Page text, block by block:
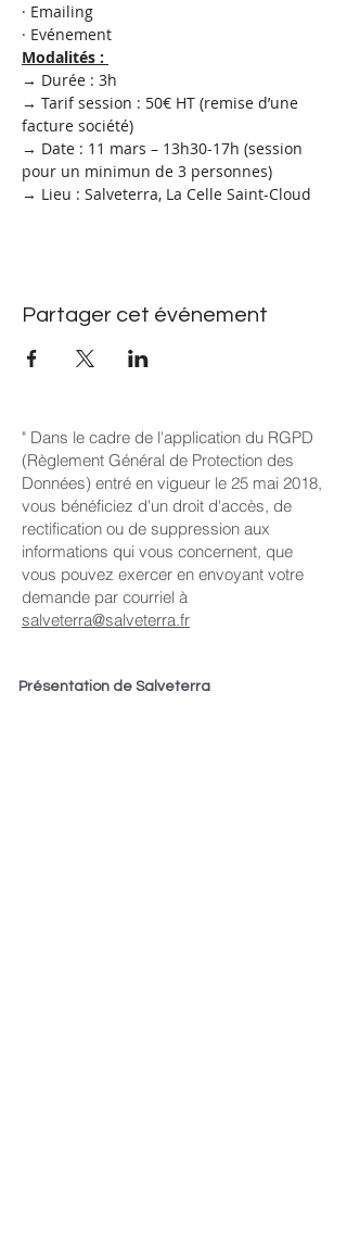
· Emailing
· Evénement
Modalités :
→ Durée : 3h
→ Tarif session : 50€ HT (remise d’une
facture société)
→ Date : 11 mars – 13h30-17h (session
pour un minimun de 3 personnes)
→ Lieu : Salveterra, La Celle Saint-Cloud
Partager cet événement
" Dans le cadre de l'application du RGPD
(Règlement Général de Protection des
Données) entré en vigueur le 25 mai 2018,
vous bénéficiez d'un droit d'accès, de
rectification ou de suppression aux
informations qui vous concernent, que
vous pouvez exercer en envoyant votre
demande par courriel à
salveterra@salveterra.fr
Présentation de Salveterra